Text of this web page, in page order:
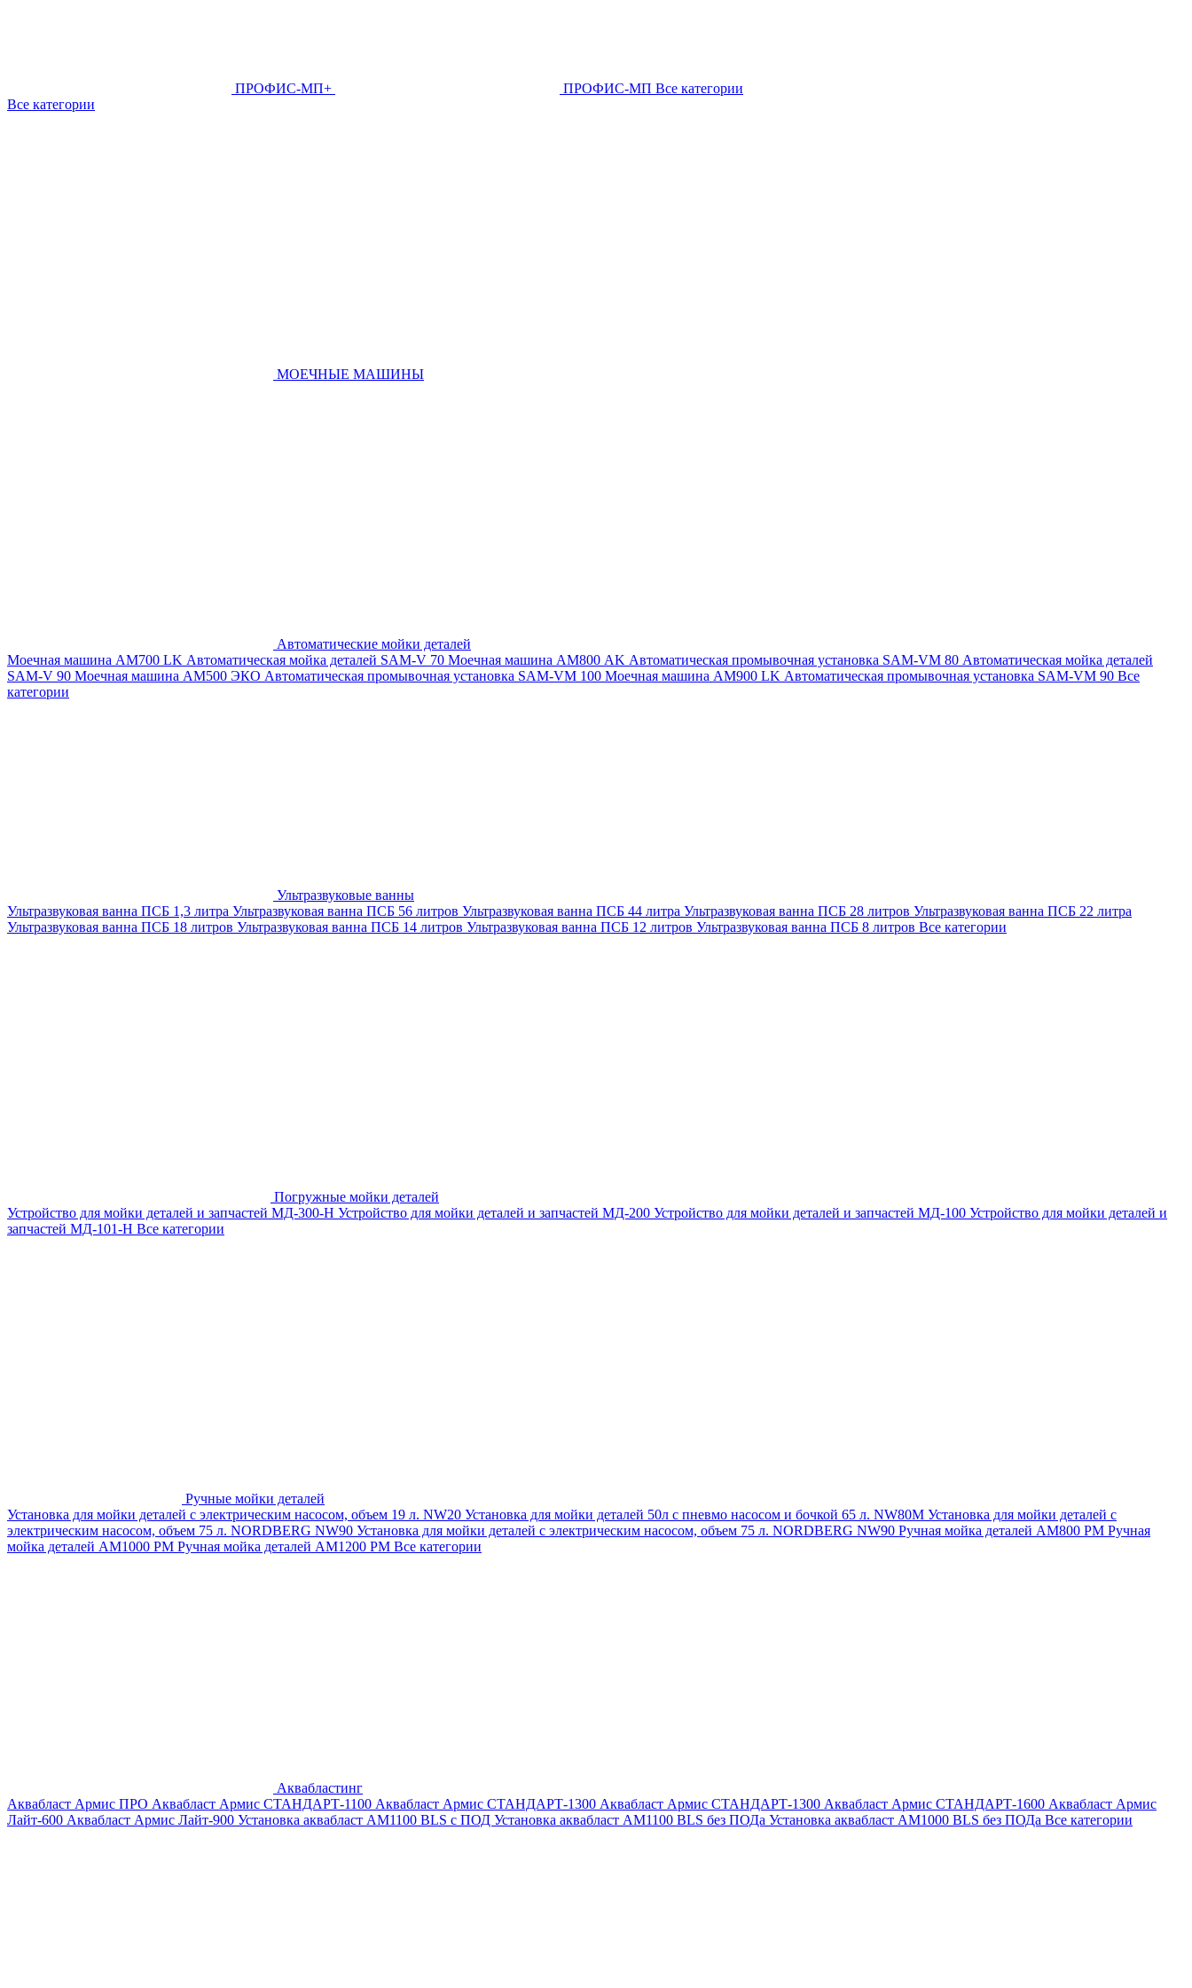
ПРОФИС-МП+ ПРОФИС-МП Все категории
Все категории
МОЕЧНЫЕ МАШИНЫ
Автоматические мойки деталей
Моечная машина AM700 LK Автоматическая мойка деталей SAM-V 70 Моечная машина АМ800 AK Автоматическая промывочная установка SAM-VM 80 Автоматическая мойка деталей
SAM-V 90 Моечная машина АМ500 ЭКО Автоматическая промывочная установка SAM-VM 100 Моечная машина AM900 LK Автоматическая промывочная установка SAM-VM 90 Все
категории
Ультразвуковые ванны
Ультразвуковая ванна ПСБ 1,3 литра Ультразвуковая ванна ПСБ 56 литров Ультразвуковая ванна ПСБ 44 литра Ультразвуковая ванна ПСБ 28 литров Ультразвуковая ванна ПСБ 22 литра
Ультразвуковая ванна ПСБ 18 литров Ультразвуковая ванна ПСБ 14 литров Ультразвуковая ванна ПСБ 12 литров Ультразвуковая ванна ПСБ 8 литров Все категории
Погружные мойки деталей
Устройство для мойки деталей и запчастей МД-300-H Устройство для мойки деталей и запчастей МД-200 Устройство для мойки деталей и запчастей МД-100 Устройство для мойки деталей и
запчастей МД-101-Н Все категории
Ручные мойки деталей
Установка для мойки деталей с электрическим насосом, объем 19 л. NW20 Установка для мойки деталей 50л с пневмо насосом и бочкой 65 л. NW80M Установка для мойки деталей с
электрическим насосом, объем 75 л. NORDBERG NW90 Установка для мойки деталей с электрическим насосом, объем 75 л. NORDBERG NW90 Ручная мойка деталей АМ800 РМ Ручная
мойка деталей АМ1000 РМ Ручная мойка деталей АМ1200 РМ Все категории
Аквабластинг
Аквабласт Армис ПРО Аквабласт Армис СТАНДАРТ-1100 Аквабласт Армис СТАНДАРТ-1300 Аквабласт Армис СТАНДАРТ-1300 Аквабласт Армис СТАНДАРТ-1600 Аквабласт Армис
Лайт-600 Аквабласт Армис Лайт-900 Установка аквабласт AM1100 BLS с ПОД Установка аквабласт AM1100 BLS без ПОДа Установка аквабласт AM1000 BLS без ПОДа Все категории